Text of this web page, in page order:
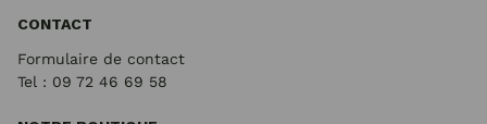
CONTACT
Formulaire de contact
Tel : 09 72 46 69 58